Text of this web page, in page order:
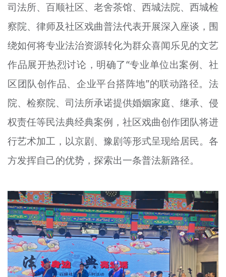
司法所、百顺社区、老舍茶馆、西城法院、西城检
察院、律师及社区戏曲普法代表开展深入座谈，围
绕如何将专业法治资源转化为群众喜闻乐见的文艺
作品展开热烈讨论，明确了“专业单位出案例、社
区团队创作品、企业平台搭阵地”的联动路径。法
院、检察院、司法所承诺提供婚姻家庭、继承、侵
权责任等民法典经典案例，社区戏曲创作团队将进
行艺术加工，以京剧、豫剧等形式呈现给居民。各
方发挥自己的优势，探索出一条普法新路径。